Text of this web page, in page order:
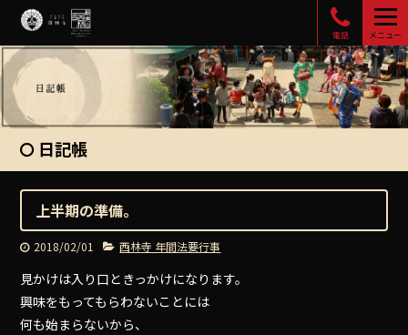
電話 メニュー
日記帳
上半期の準備。
2018/02/01 西林寺 年間法要行事
見かけは入り口ときっかけになります。
興味をもってもらわないことには
何も始まらないから、